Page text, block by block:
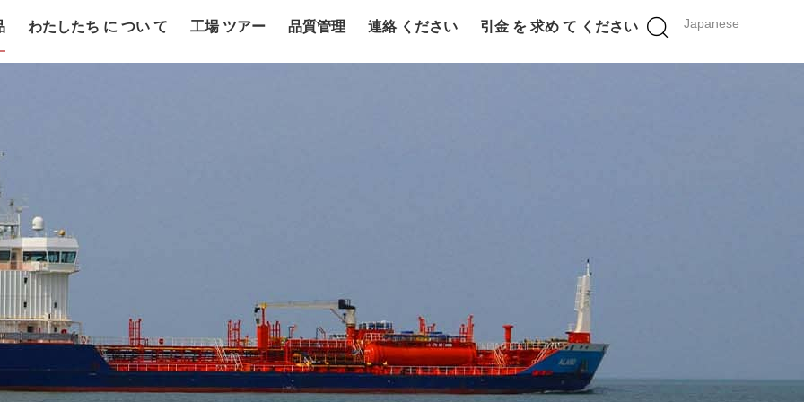
Japanese
わたしたち に つい て 工場 ツアー 品質管理 連絡 ください 引金 を 求め て ください